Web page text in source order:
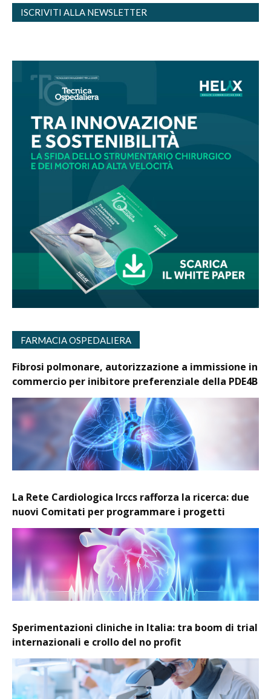
ISCRIVITI ALLA NEWSLETTER
FARMACIA OSPEDALIERA
Fibrosi polmonare, autorizzazione a immissione in
commercio per inibitore preferenziale della PDE4B
La Rete Cardiologica Irccs rafforza la ricerca: due
nuovi Comitati per programmare i progetti
Sperimentazioni cliniche in Italia: tra boom di trial
internazionali e crollo del no profit